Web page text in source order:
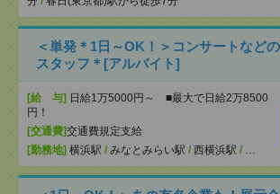
＜単発＊1日～OK！＞コンサートなど
スタッフ＊[アルバイト]
[給 与] 日給1万5000円～ ■最大で日給2万8500
円！
[交通費]交通費規定支給
[勤務地] 横浜駅 / みなとみらい駅 / 西横浜駅 / …